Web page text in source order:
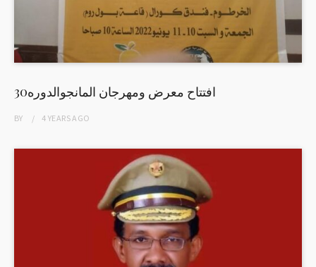
افتتاح معرض ومهرجان المانجوالدوره30
BY 4 YEARSAGO